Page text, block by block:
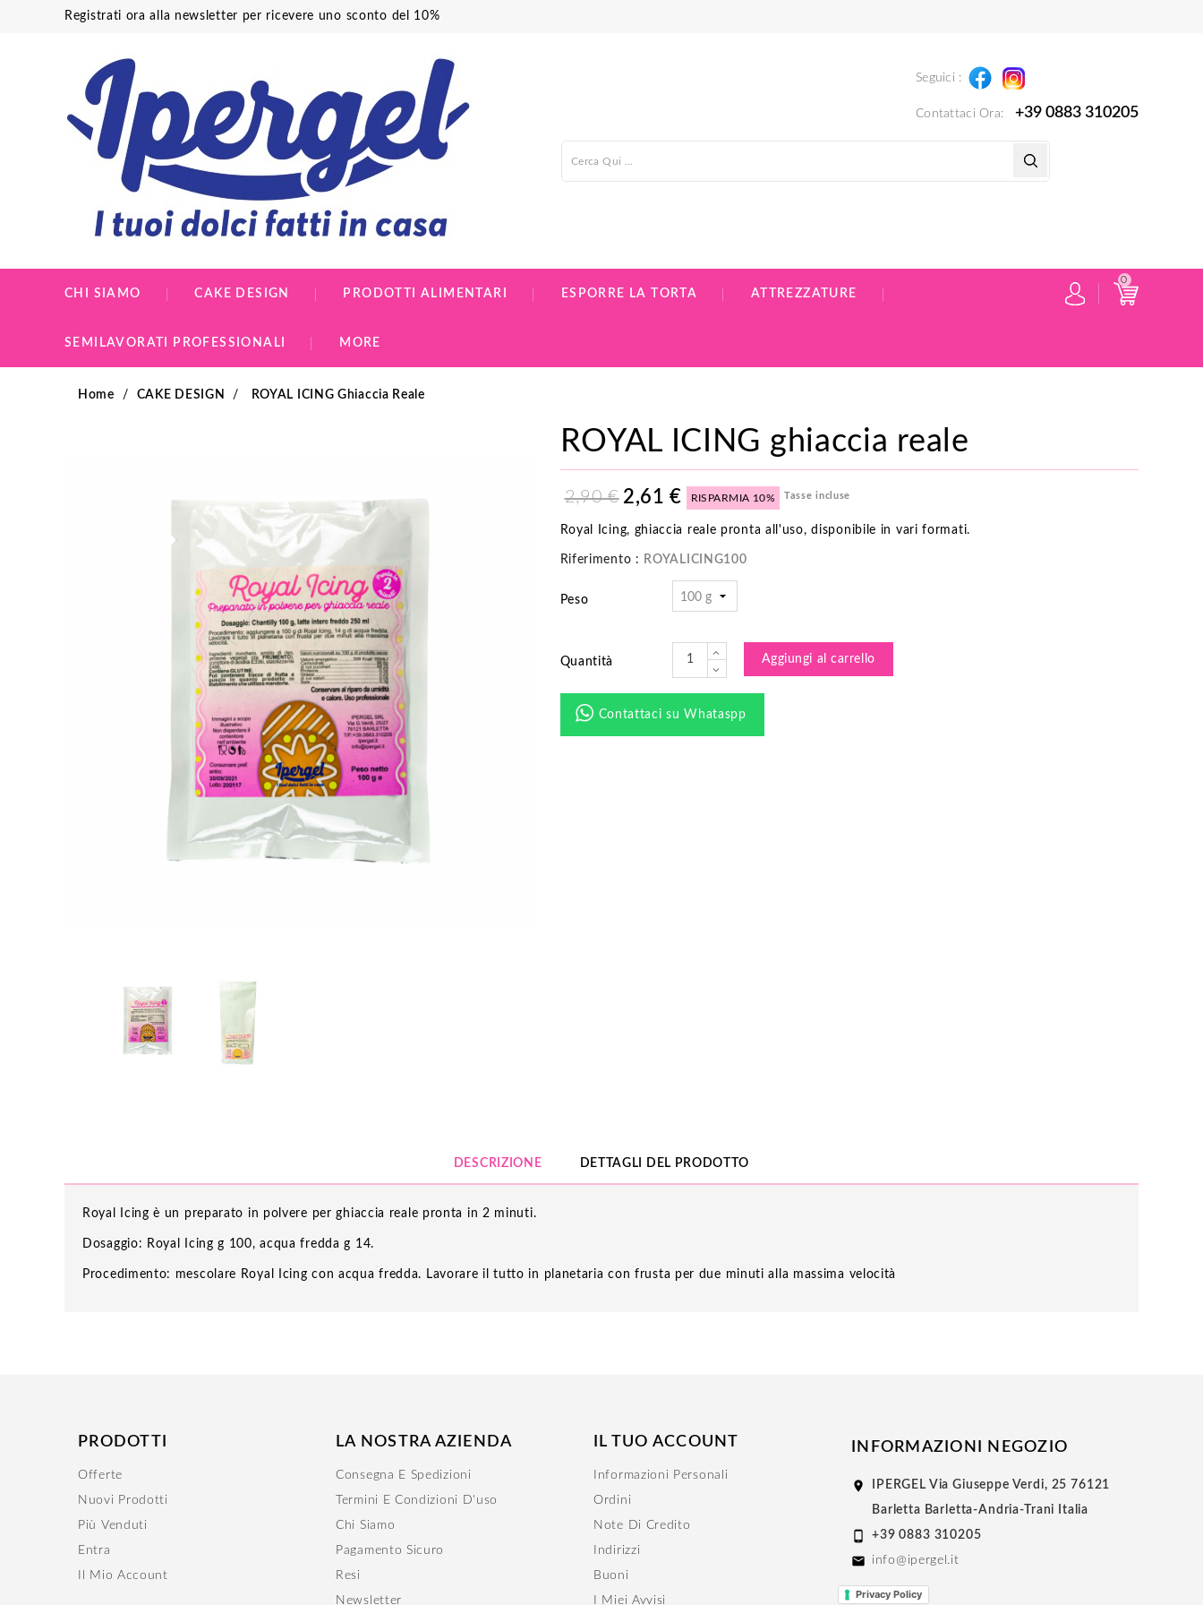
Registrati ora alla newsletter per ricevere uno sconto del 10%
Seguici : Facebook
Contattaci Ora: +39 0883 310205
CHI SIAMO CAKE DESIGN PRODOTTI ALIMENTARI ESPORRE LA TORTA ATTREZZATURE
SEMILAVORATI PROFESSIONALI MORE
0
Home CAKE DESIGN ROYAL ICING Ghiaccia Reale
ROYAL ICING ghiaccia reale
2,90 € 2,61 € RISPARMIA 10% Tasse incluse
Royal Icing, ghiaccia reale pronta all'uso, disponibile in vari formati.
Riferimento : ROYALICING100
Peso
Quantità Aggiungi al carrello
Contattaci su Whataspp
DESCRIZIONE DETTAGLI DEL PRODOTTO
Royal Icing è un preparato in polvere per ghiaccia reale pronta in 2 minuti.
Dosaggio: Royal Icing g 100, acqua fredda g 14.
Procedimento: mescolare Royal Icing con acqua fredda. Lavorare il tutto in planetaria con frusta per due minuti alla massima velocità
PRODOTTI
Offerte
Nuovi Prodotti
Più Venduti
Entra
Il Mio Account
LA NOSTRA AZIENDA
Consegna E Spedizioni
Termini E Condizioni D'uso
Chi Siamo
Pagamento Sicuro
Resi
Newsletter
IL TUO ACCOUNT
Informazioni Personali
Ordini
Note Di Credito
Indirizzi
Buoni
I Miei Avvisi
INFORMAZIONI NEGOZIO
 IPERGEL Via Giuseppe Verdi, 25 76121
Barletta Barletta-Andria-Trani Italia
 +39 0883 310205
 info@ipergel.it
Privacy Policy